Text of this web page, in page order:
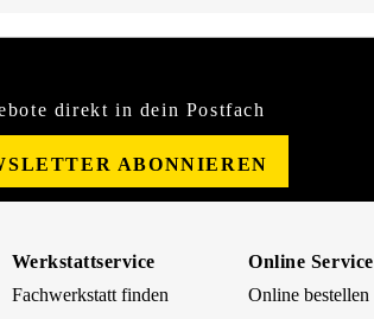
direkt in dein Postfach
ABONNIEREN
Werkstattservice
Fachwerkstatt finden
Online Service
Online bestellen